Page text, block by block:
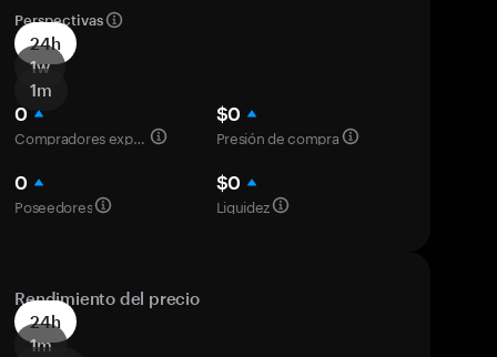
Perspectivas
24h
1w
1m
0
Compradores experimentados
$0
Presión de compra
0
Poseedores
$0
Liquidez
Rendimiento del precio
24h
1m